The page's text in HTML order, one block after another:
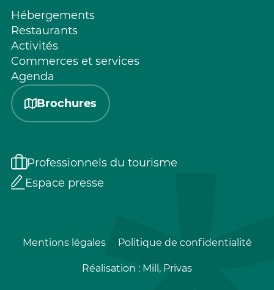
Hébergements
Restaurants
Activités
Commerces et services
Agenda
Brochures
Professionnels du tourisme
Espace presse
Mentions légales Politique de confidentialité
Réalisation : Mill, Privas